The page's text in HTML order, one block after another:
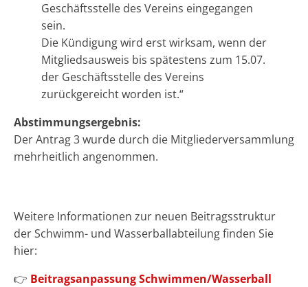
Geschäftsstelle des Vereins eingegangen
sein.
Die Kündigung wird erst wirksam, wenn der
Mitgliedsausweis bis spätestens zum 15.07.
der Geschäftsstelle des Vereins
zurückgereicht worden ist.“
Abstimmungsergebnis:
Der Antrag 3 wurde durch die Mitgliederversammlung
mehrheitlich angenommen.
Weitere Informationen zur neuen Beitragsstruktur
der Schwimm- und Wasserballabteilung finden Sie
hier:
👉 Beitragsanpassung Schwimmen/Wasserball